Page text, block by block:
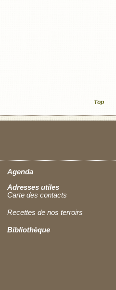
Top
Agenda
Adresses utiles
Carte des contacts
Recettes de nos terroirs
Bibliothèque